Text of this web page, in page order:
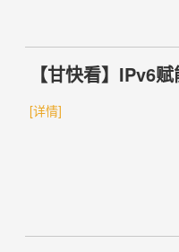
【甘快看】IPv6
[详情]